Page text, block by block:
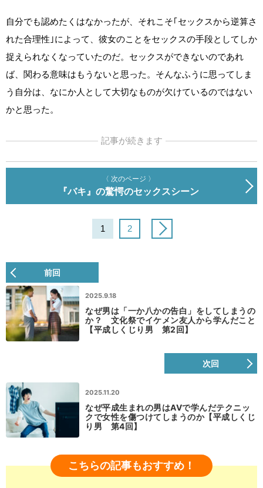
自分でも認めたくはなかったが、それこそ｢セックスから逆算さ
れた合理性｣によって、彼女のことをセックスの手段としてしか
捉えられなくなっていたのだ。セックスができないのであれ
ば、関わる意味はもうないと思った。そんなふうに思ってしま
う自分は、なにか人として大切なものが欠けているのではない
かと思った。
記事が続きます
〈 次のページ 〉
『バキ』の驚愕のセックスシーン
1 2
前回
2025.9.18
なぜ男は「一か八かの告白」をしてしまうの
か？ 文化祭でイケメン友人から学んだこと
【平成しくじり男 第2回】
次回
2025.11.20
なぜ平成生まれの男はAVで学んだテクニッ
クで女性を傷つけてしまうのか【平成しくじ
り男 第4回】
こちらの記事もおすすめ！